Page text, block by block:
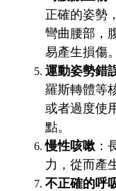
正確的姿勢
彎曲腰部，
易產生損傷。
運動姿勢錯
羅斯轉體等
或者過度使
點。
慢性咳嗽 ：
力，從而產
不正確的呼